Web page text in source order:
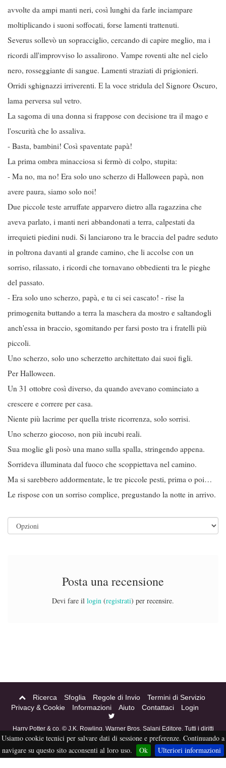
avvolte da ampi manti neri, così lunghi da farle inciampare
moltiplicando i suoni soffocati, forse lamenti trattenuti.
Severus sollevò un sopracciglio, cercando di capire meglio, ma i
ricordi all'improvviso lo assalirono. Vampe roventi alte nel cielo
nero, rosseggiante di sangue. Lamenti straziati di prigionieri.
Orridi sghignazzi irriverenti. E la voce stridula del Signore Oscuro,
lama perversa sul vetro.
La sagoma di una donna si frappose con decisione tra il mago e
l'oscurità che lo assaliva.
- Basta, bambini! Così spaventate papà!
La prima ombra minacciosa si fermò di colpo, stupita:
- Ma no, ma no! Era solo uno scherzo di Halloween papà, non
avere paura, siamo solo noi!
Due piccole teste arruffate apparvero dietro alla ragazzina che
aveva parlato, i manti neri abbandonati a terra, calpestati da
irrequieti piedini nudi. Si lanciarono tra le braccia del padre seduto
in poltrona davanti al grande camino, che li accolse con un
sorriso, rilassato, i ricordi che tornavano obbedienti tra le pieghe
del passato.
- Era solo uno scherzo, papà, e tu ci sei cascato! - rise la
primogenita buttando a terra la maschera da mostro e saltandogli
anch'essa in braccio, sgomitando per farsi posto tra i fratelli più
piccoli.
Uno scherzo, solo uno scherzetto architettato dai suoi figli.
Per Halloween.
Un 31 ottobre così diverso, da quando avevano cominciato a
crescere e correre per casa.
Niente più lacrime per quella triste ricorrenza, solo sorrisi.
Uno scherzo giocoso, non più incubi reali.
Sua moglie gli posò una mano sulla spalla, stringendo appena.
Sorrideva illuminata dal fuoco che scoppiettava nel camino.
Ma si sarebbero addormentate, le tre piccole pesti, prima o poi…
Le rispose con un sorriso complice, pregustando la notte in arrivo.
Posta una recensione
Devi fare il login (registrati) per recensire.
Ricerca Sfoglia Regole di Invio
Termini di Servizio
Privacy & Cookie
Informazioni Aiuto Contattaci Login
Harry Potter & co. © J.K. Rowling, Warner Bros, Salani Editore. Tutti i diritti
riservati. Acciofanfiction © 2004-2016. Questo sito non è a scopo di lucro,
tutti i materiali in esso contenuti sono stati creati per puro divertimento, e
sono proprietà dei rispettivi autori, non pubblicabili altrove senza esplicito
Usiamo cookie tecnici per salvare dati di sessione e preferenze. Continuando a
navigare su questo sito acconsenti al loro uso.
Ok Ulteriori informazioni